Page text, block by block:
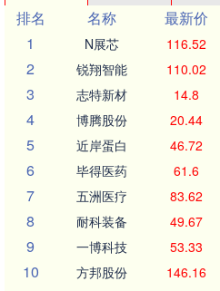
排名
名称 最新价
1
N展芯 116.52
2 锐翔智能 110.02
3 志特新材 14.8
4 博腾股份 20.44
5 近岸蛋白 46.72
6 毕得医药 61.6
7 五洲医疗 83.62
8 耐科装备 49.67
9 一博科技 53.33
10 方邦股份 146.16